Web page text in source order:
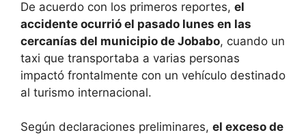
De acuerdo con los primeros reportes, el
accidente ocurrió el pasado lunes en las
cercanías del municipio de Jobabo, cuando un
taxi que transportaba a varias personas
impactó frontalmente con un vehículo destinado
al turismo internacional.
Según declaraciones preliminares, el exceso de